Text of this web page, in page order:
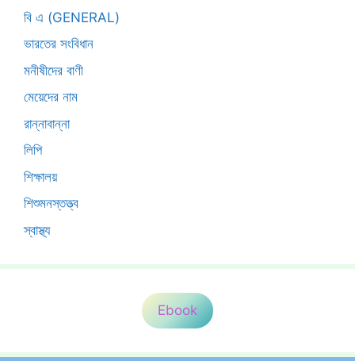
বি এ (GENERAL)
ভারতের সংবিধান
মনীষীদের বাণী
মেয়েদের নাম
রান্নাবান্না
লিপি
শিক্ষালয়
শিশুমনস্তত্ত্ব
স্বাস্থ্য
Ebook